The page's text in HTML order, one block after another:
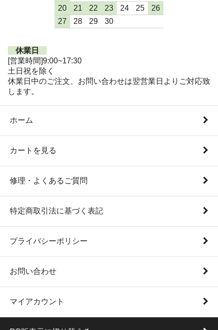
20
21 22 23 24 25
26
27
28 29 30
休業日
[営業時間]9:00~17:30
土日祝を除く
休業日中のご注文、お問い合わせは翌営業日よりご対応致
します。
ホーム
カートを見る
修理・よくあるご質問
特定商取引法に基づく表記
プライバシーポリシー
お問い合わせ
マイアカウント